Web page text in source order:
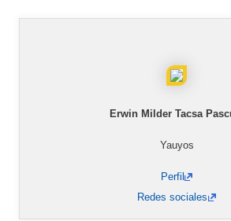
Erwin Milder Tacsa
Yauyos
Perfil
Redes sociales